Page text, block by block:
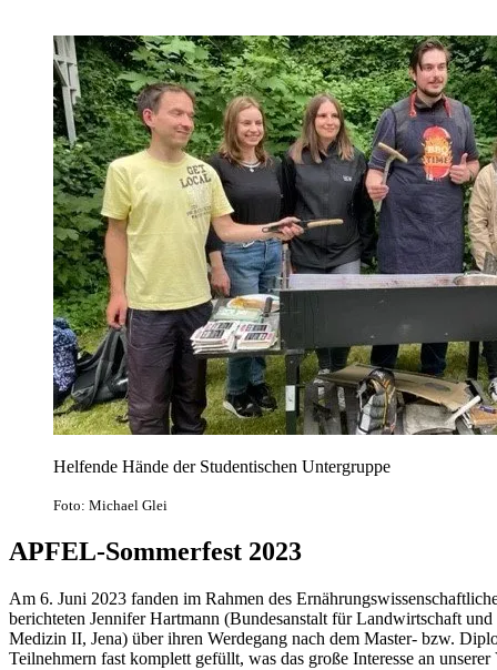
Helfende Hände der Studentischen Untergruppe
Foto: Michael Glei
APFEL-Sommerfest 2023
Am 6. Juni 2023 fanden im Rahmen des
berichteten Jennifer Hartmann (Bundesanstalt für Landwirtschaft
Medizin II, Jena) über ihren Werdegang nach dem Master- bzw.
Teilnehmern fast komplett gefüllt, was das große Interesse an